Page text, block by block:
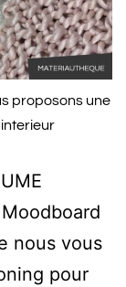
proposons une
nous vous
pour